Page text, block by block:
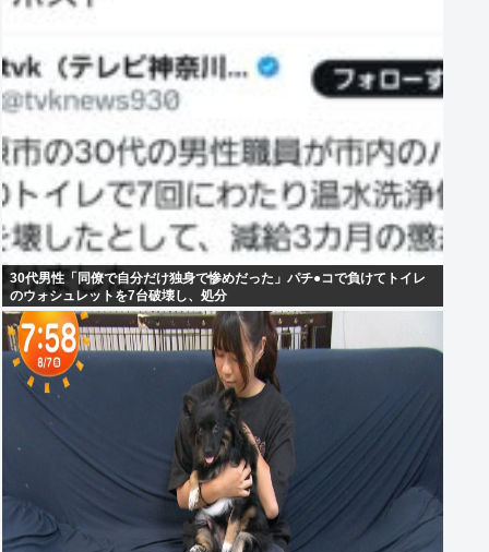
30代男性「同僚で自分だけ独身で惨めだった」パチ●コで負けてトイレ
のウォシュレットを7台破壊し、処分